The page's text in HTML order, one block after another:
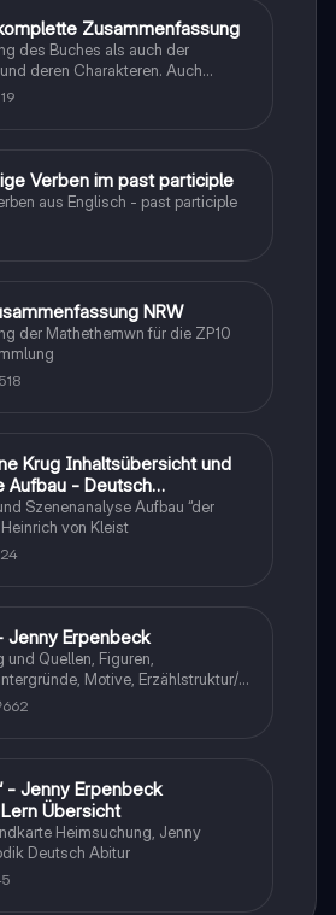
Zusammenfassung
des Buches als auch der
deren Charakteren. Auch
ohne KI erstellt
Verben im past participle
aus Englisch - past participle
NRW
der Mathethemwn für die ZP10
Krug Inhaltsübersicht und
Aufbau - Deutsch
Szenenanalyse Aufbau “der
von Kleist
Jenny Erpenbeck
Quellen, Figuren,
Motive, Erzählstruktur/-
662
- Jenny Erpenbeck
Übersicht
Heimsuchung, Jenny
Deutsch Abitur